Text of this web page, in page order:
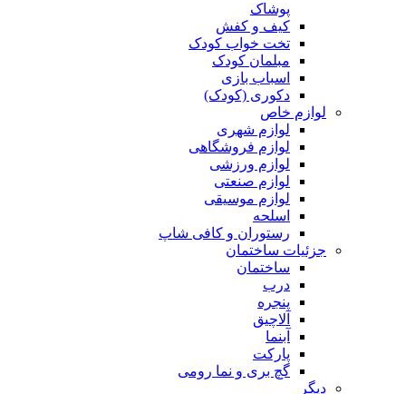
پوشاک
کیف و کفش
تخت خواب کودک
مبلمان کودک
اسباب بازی
دکوری (کودک)
لوازم خاص
لوازم شهری
لوازم فروشگاهی
لوازم ورزشی
لوازم صنعتی
لوازم موسیقی
اسلحه
رستوران و کافی شاپ
جزئیات ساختمان
ساختمان
درب
پنجره
آلاچیق
آبنما
پارکت
گچ بری و نما رومی
دیگر